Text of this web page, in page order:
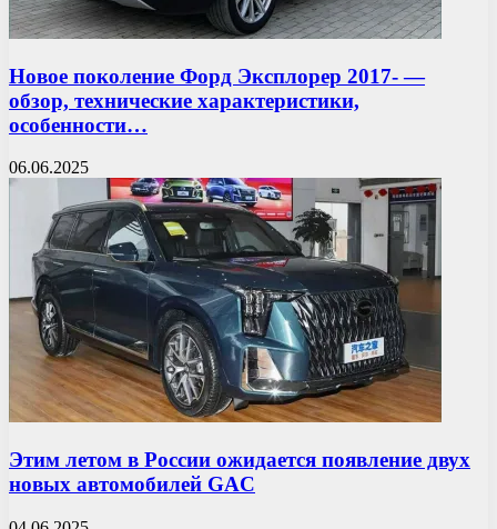
Новое поколение Форд Эксплорер 2017- —
обзор, технические характеристики,
особенности…
06.06.2025
Этим летом в России ожидается появление двух
новых автомобилей GAC